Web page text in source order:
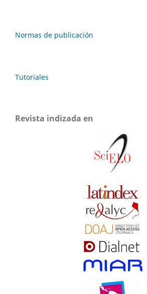
Normas de publicación
Tutoriales
Revista indizada en